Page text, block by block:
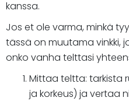
kanssa.
Jos et ole varma, minkä
tässä on muutama vinkki,
onko vanha telttasi
Mittaa teltta: tarkista
ja korkeus) ja vertaa